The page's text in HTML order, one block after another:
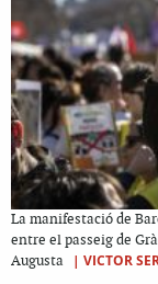
La manifestació de
entre el passeig de
Augusta
| VICTOR